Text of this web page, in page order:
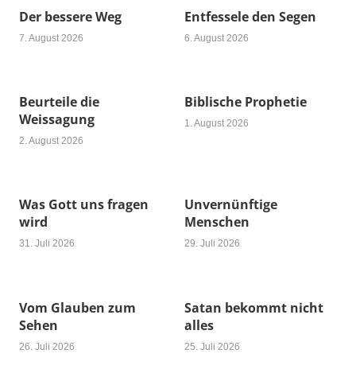
Der bessere Weg
7. August 2026
Entfessele den Segen
6. August 2026
Beurteile die
Weissagung
2. August 2026
Biblische Prophetie
1. August 2026
Was Gott uns fragen
wird
31. Juli 2026
Unvernünftige
Menschen
29. Juli 2026
Vom Glauben zum
Sehen
26. Juli 2026
Satan bekommt nicht
alles
25. Juli 2026